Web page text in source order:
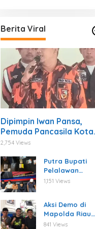
Berita Viral
Dipimpin Iwan Pansa,
Pemuda Pancasila Kota
Pekanbaru Jauh menjadi
2,754 Views
Putra Bupati
Pelalawan
Dikabarkan
Pekanbaru
1,151 Views
Aksi Demo di
Mapolda Riau
Dinilai Tak Tepat
841 Views